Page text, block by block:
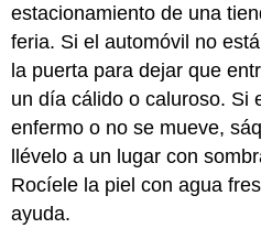
estacionamiento de una
feria. Si el automóvil no
la puerta para dejar que
un día cálido o caluroso. Si
enfermo o no se mueve,
llévelo a un lugar con
Rocíele la piel con agua
ayuda.